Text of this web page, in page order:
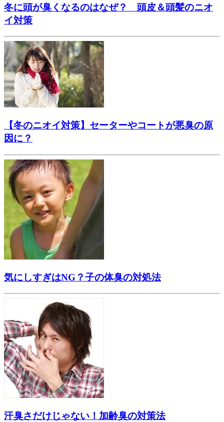
冬に頭が臭くなるのはなぜ？ 頭皮＆頭髪のニオ
イ対策
【冬のニオイ対策】セーターやコートが悪臭の原
因に？
気にしすぎはNG？子の体臭の対処法
汗臭さだけじゃない！加齢臭の対策法